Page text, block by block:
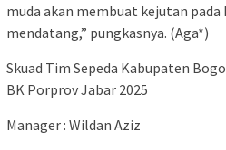
muda akan membuat kejutan pada
mendatang,” pungkasnya. (Aga*)
Skuad Tim Sepeda Kabupaten
BK Porprov Jabar 2025
Manager : Wildan Aziz